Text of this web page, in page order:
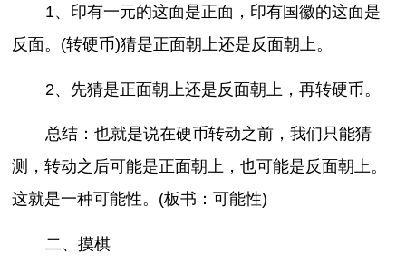
1、印有一元的这面是正面，印有国徽的这面是
反面。(转硬币)猜是正面朝上还是反面朝上。
2、先猜是正面朝上还是反面朝上，再转硬币。
总结：也就是说在硬币转动之前，我们只能猜
测，转动之后可能是正面朝上，也可能是反面朝上。
这就是一种可能性。(板书：可能性)
二、摸棋